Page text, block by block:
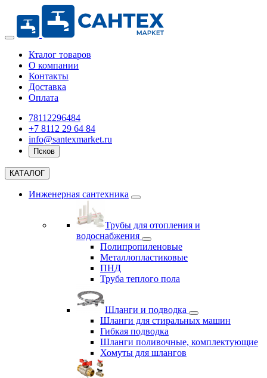
Кталог товаров
О компании
Контакты
Доставка
Оплата
78112296484
+7 8112 29 64 84
info@santexmarket.ru
Псков
КАТАЛОГ
Инженерная сантехника
Трубы для отопления и
водоснабжения
Полипропиленовые
Металлопластиковые
ПНД
Труба теплого пола
Шланги и подводка
Шланги для стиральных машин
Гибкая подводка
Шланги поливочные, комплектующие
Хомуты для шлангов